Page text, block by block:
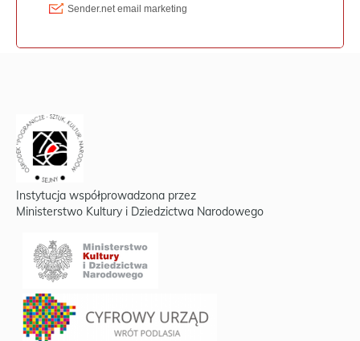
Instytucja współprowadzona przez
Ministerstwo Kultury i Dziedzictwa Narodowego